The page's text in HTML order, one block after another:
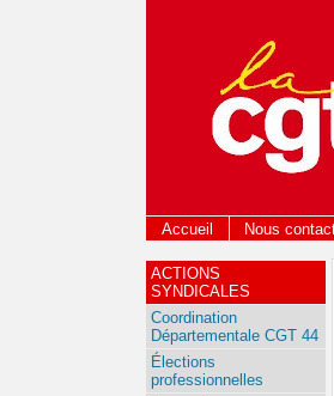
Accueil Nous
ACTIONS
SYNDICALES
Coordination
Départementale CGT 44
Élections
professionnelles